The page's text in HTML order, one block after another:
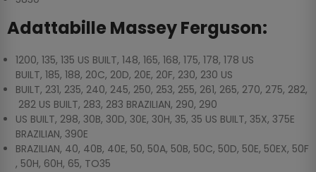
Adattabille Massey Ferguson:
1200, 135, 135 US BUILT, 148, 165, 168, 175, 178, 178 US
BUILT, 185, 188, 20C, 20D, 20E, 20F, 230, 230 US
BUILT, 231, 235, 240, 245, 250, 253, 255, 261, 265, 270, 275, 282,
282 US BUILT, 283, 283 BRAZILIAN, 290, 290
US BUILT, 298, 30B, 30D, 30E, 30H, 35, 35 US BUILT, 35X, 375E
BRAZILIAN, 390E
BRAZILIAN, 40, 40B, 40E, 50, 50A, 50B, 50C, 50D, 50E, 50EX, 50F
, 50H, 60H, 65, TO35